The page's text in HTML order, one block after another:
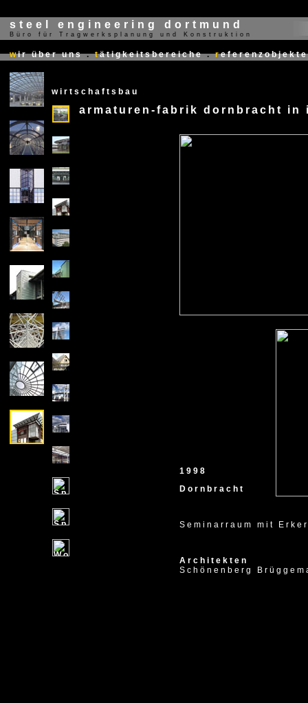
steel engineering dortmund
Büro für Tragwerksplanung und Konstruktion
wir über uns . tätigkeitsbereiche . referenzobjekte
wirtschaftsbau
X
armaturen-fabrik dornbracht in
1998
Dornbracht
Seminarraum mit
Architekten
Schönenberg